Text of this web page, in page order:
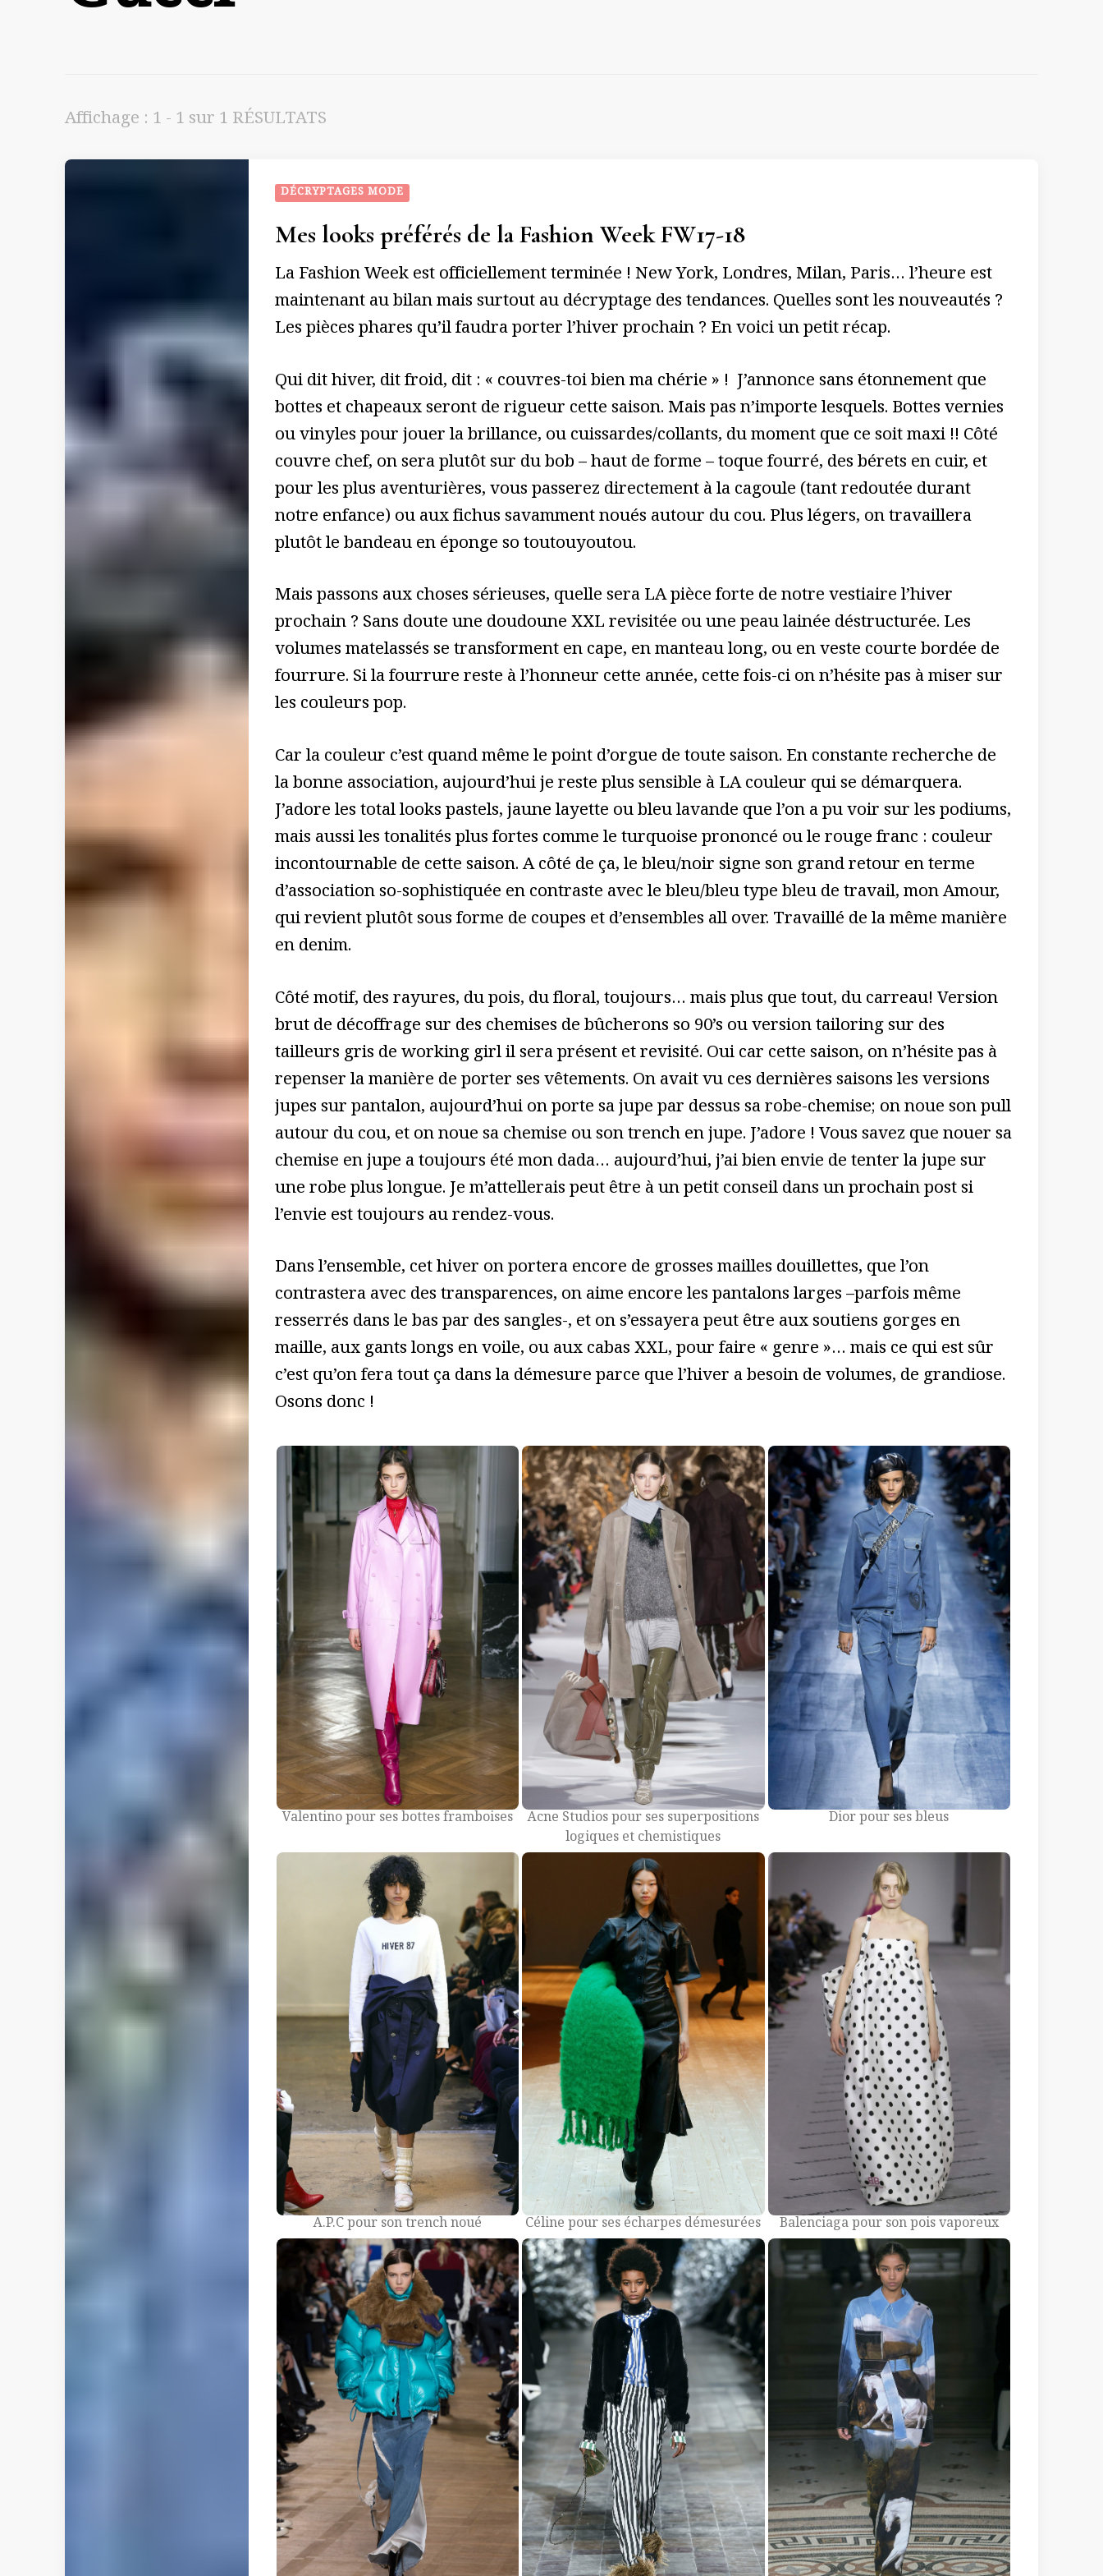
Affichage : 1 - 1 sur 1 RÉSULTATS
DÉCRYPTAGES MODE
Mes looks préférés de la Fashion Week FW17-18
La Fashion Week est officiellement terminée ! New York, Londres, Milan, Paris… l’heure est
maintenant au bilan mais surtout au décryptage des tendances. Quelles sont les nouveautés ?
Les pièces phares qu’il faudra porter l’hiver prochain ? En voici un petit récap.
Qui dit hiver, dit froid, dit : « couvres-toi bien ma chérie » ! J’annonce sans étonnement que
bottes et chapeaux seront de rigueur cette saison. Mais pas n’importe lesquels. Bottes vernies
ou vinyles pour jouer la brillance, ou cuissardes/collants, du moment que ce soit maxi !! Côté
couvre chef, on sera plutôt sur du bob – haut de forme – toque fourré, des bérets en cuir, et
pour les plus aventurières, vous passerez directement à la cagoule (tant redoutée durant
notre enfance) ou aux fichus savamment noués autour du cou. Plus légers, on travaillera
plutôt le bandeau en éponge so toutouyoutou.
Mais passons aux choses sérieuses, quelle sera LA pièce forte de notre vestiaire l’hiver
prochain ? Sans doute une doudoune XXL revisitée ou une peau lainée déstructurée. Les
volumes matelassés se transforment en cape, en manteau long, ou en veste courte bordée de
fourrure. Si la fourrure reste à l’honneur cette année, cette fois-ci on n’hésite pas à miser sur
les couleurs pop.
Car la couleur c’est quand même le point d’orgue de toute saison. En constante recherche de
la bonne association, aujourd’hui je reste plus sensible à LA couleur qui se démarquera.
J’adore les total looks pastels, jaune layette ou bleu lavande que l’on a pu voir sur les podiums,
mais aussi les tonalités plus fortes comme le turquoise prononcé ou le rouge franc : couleur
incontournable de cette saison. A côté de ça, le bleu/noir signe son grand retour en terme
d’association so-sophistiquée en contraste avec le bleu/bleu type bleu de travail, mon Amour,
qui revient plutôt sous forme de coupes et d’ensembles all over. Travaillé de la même manière
en denim.
Côté motif, des rayures, du pois, du floral, toujours… mais plus que tout, du carreau! Version
brut de décoffrage sur des chemises de bûcherons so 90’s ou version tailoring sur des
tailleurs gris de working girl il sera présent et revisité. Oui car cette saison, on n’hésite pas à
repenser la manière de porter ses vêtements. On avait vu ces dernières saisons les versions
jupes sur pantalon, aujourd’hui on porte sa jupe par dessus sa robe-chemise; on noue son pull
autour du cou, et on noue sa chemise ou son trench en jupe. J’adore ! Vous savez que nouer sa
chemise en jupe a toujours été mon dada… aujourd’hui, j’ai bien envie de tenter la jupe sur
une robe plus longue. Je m’attellerais peut être à un petit conseil dans un prochain post si
l’envie est toujours au rendez-vous.
Dans l’ensemble, cet hiver on portera encore de grosses mailles douillettes, que l’on
contrastera avec des transparences, on aime encore les pantalons larges –parfois même
resserrés dans le bas par des sangles-, et on s’essayera peut être aux soutiens gorges en
maille, aux gants longs en voile, ou aux cabas XXL, pour faire « genre »… mais ce qui est sûr
c’est qu’on fera tout ça dans la démesure parce que l’hiver a besoin de volumes, de grandiose.
Osons donc !
Valentino pour ses bottes framboises
Acne Studios pour ses superpositions
logiques et chemistiques
Dior pour ses bleus
A.P.C pour son trench noué Céline pour ses écharpes démesurées Balenciaga pour son pois vaporeux